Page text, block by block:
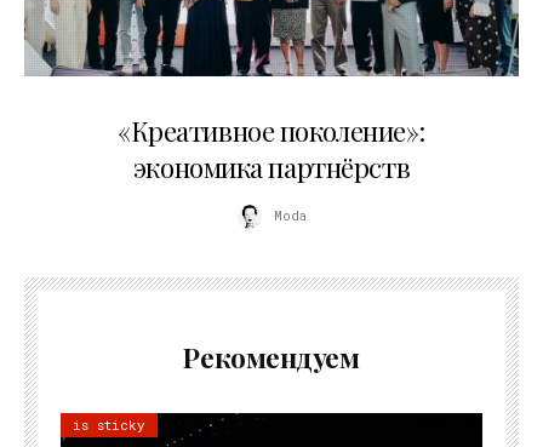
«Креативное поколение»:
экономика партнёрств
Moda
Рекомендуем
is sticky